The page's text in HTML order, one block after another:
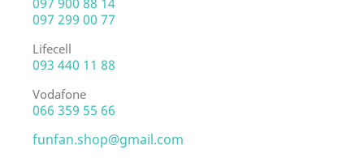
097 299 00 77
Lifecell
093 440 11 88
Vodafone
066 359 55 66
funfan.shop@gmail.com